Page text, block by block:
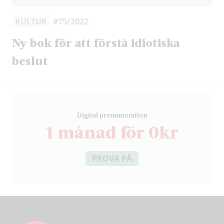
KULTUR #75/2022
Ny bok för att förstå idiotiska
beslut
Digital prenumeration
1 månad för 0kr
PROVA PÅ